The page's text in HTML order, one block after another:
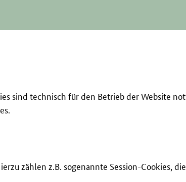
sind technisch für den Betrieb der Website
zählen z.B. sogenannte Session-Cookies,